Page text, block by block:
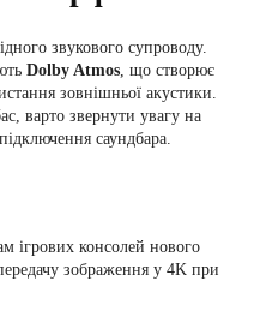
звукового супроводу.
Dolby Atmos, що створює
зовнішньої акустики.
варто звернути увагу на
саундбара.
ігрових консолей нового
зображення у 4K при